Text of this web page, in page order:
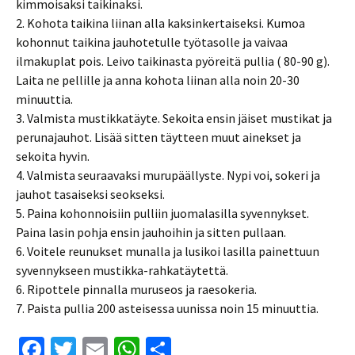
kimmoisaksi taikinaksi.
2. Kohota taikina liinan alla kaksinkertaiseksi. Kumoa
kohonnut taikina jauhotetulle työtasolle ja vaivaa
ilmakuplat pois. Leivo taikinasta pyöreitä pullia ( 80-90 g).
Laita ne pellille ja anna kohota liinan alla noin 20-30
minuuttia.
3. Valmista mustikkatäyte. Sekoita ensin jäiset mustikat ja
perunajauhot. Lisää sitten täytteen muut ainekset ja
sekoita hyvin.
4. Valmista seuraavaksi murupäällyste. Nypi voi, sokeri ja
jauhot tasaiseksi seokseksi.
5. Paina kohonnoisiin pulliin juomalasilla syvennykset.
Paina lasin pohja ensin jauhoihin ja sitten pullaan.
6. Voitele reunukset munalla ja lusikoi lasilla painettuun
syvennykseen mustikka-rahkatäytettä.
6. Ripottele pinnalla muruseos ja raesokeria.
7. Paista pullia 200 asteisessa uunissa noin 15 minuuttia.